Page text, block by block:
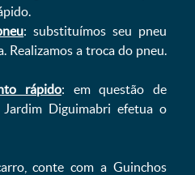
: substituímos seu pneu
Realizamos a troca do pneu.
rápido: em questão de
Diguimabri efetua o
conte com a Guinchos